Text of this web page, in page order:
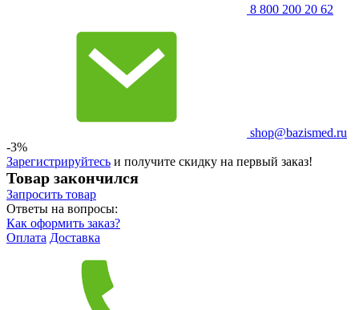
8 800 200 20 62
shop@bazismed.ru
-3%
Зарегистрируйтесь и получите скидку на первый заказ!
Товар закончился
Запросить товар
Ответы на вопросы:
Как оформить заказ?
Оплата Доставка